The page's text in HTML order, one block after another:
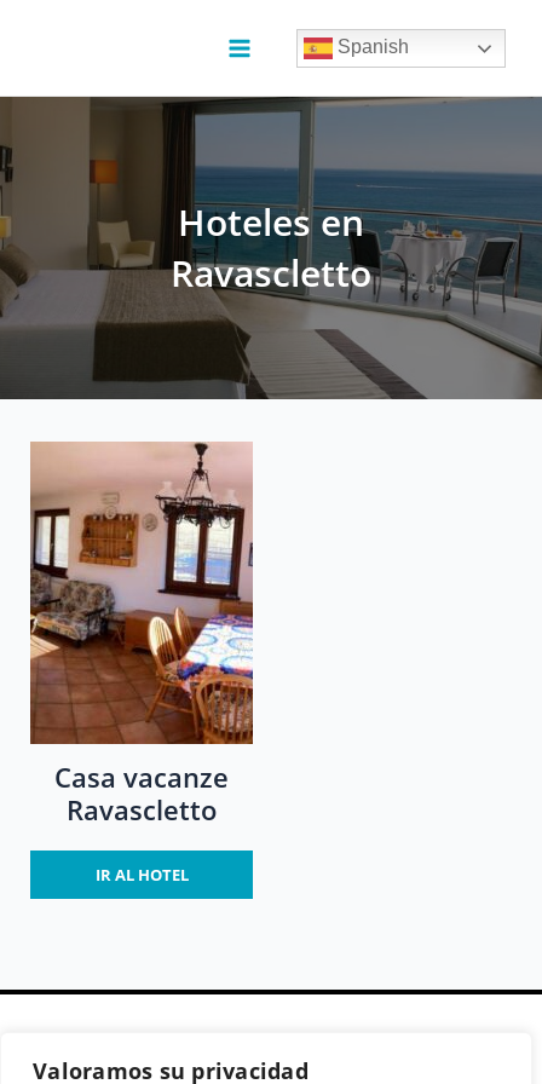
Valoramos su privacidad
Main
Menu
Spanish
Hoteles en
Ravascletto
Casa vacanze
Ravascletto
IR AL HOTEL